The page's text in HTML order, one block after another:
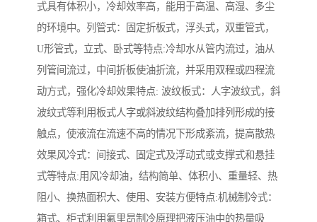
式具有体积小，冷却效率高，能用于高温、高湿、多尘
的环境中。列管式：固定折板式，浮头式，双重管式，
U形管式，立式、卧式等特点:冷却水从管内流过，油从
列管间流过，中间折板使油折流，并采用双程或四程流
动方式，强化冷却效果特点: 波纹板式：人字波纹式，斜
波纹式等利用板式人字或斜波纹结构叠加排列形成的接
触点，使液流在流速不高的情况下形成紊流，提高散热
效果风冷式：间接式、固定式及浮动式或支撑式和悬挂
式等特点:用风冷却油，结构简单、体积小、重量轻、热
阻小、换热面积大、使用、安装方便特点:机械制冷式：
箱式、柜式利用氟里昂制冷原理把液压油中的热量吸